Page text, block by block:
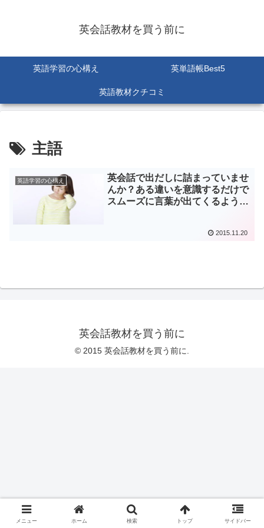
英会話教材を買う前に
英語学習の心構え 英単語帳Best5
英語教材クチコミ
主語
英語学習の心構え
英会話で出だしに詰まっていませ
んか？ある違いを意識するだけで
スムーズに言葉が出てくるように
2015.11.20
英会話教材を買う前に
© 2015 英会話教材を買う前に.
メニュー ホーム 検索 トップ サイドバー